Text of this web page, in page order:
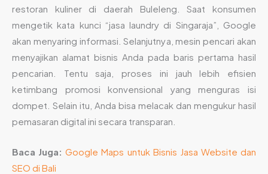
restoran kuliner di daerah Buleleng. Saat konsumen
mengetik kata kunci “jasa laundry di Singaraja”, Google
akan menyaring informasi. Selanjutnya, mesin pencari akan
menyajikan alamat bisnis Anda pada baris pertama hasil
pencarian. Tentu saja, proses ini jauh lebih efisien
ketimbang promosi konvensional yang menguras isi
dompet. Selain itu, Anda bisa melacak dan mengukur hasil
pemasaran digital ini secara transparan.
Baca Juga: Google Maps untuk Bisnis Jasa Website dan
SEO di Bali